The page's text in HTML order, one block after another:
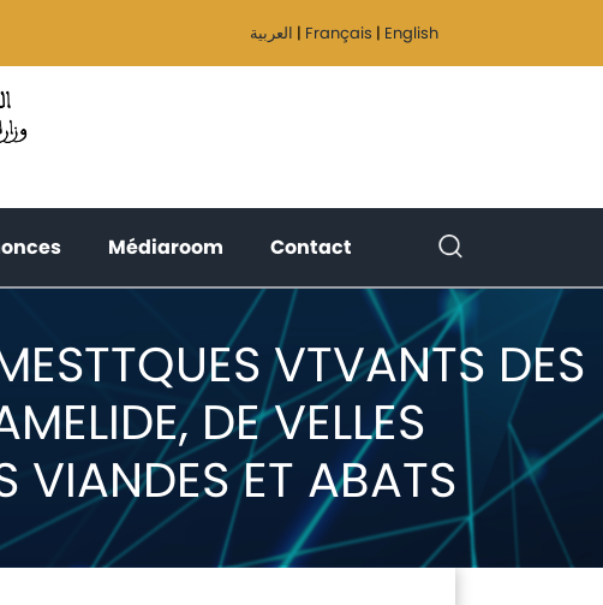
العربية | Français | English
(current)Médiaroom (current)
Contact (current)
VTVANTS DES
DE VELLES
VIANDES ET ABATS